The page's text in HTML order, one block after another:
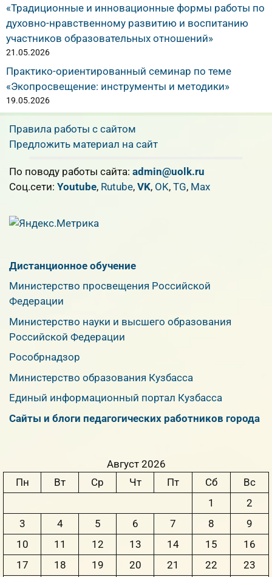
«Традиционные и инновационные формы работы по
духовно-нравственному развитию и воспитанию
участников образовательных отношений»
21.05.2026
Практико-ориентированный семинар по теме
«Экопросвещение: инструменты и методики»
19.05.2026
Правила работы с сайтом
Предложить материал на сайт
По поводу работы сайта: admin@uolk.ru
Cоц.сети: Youtube, Rutube, VK, OK, TG, Max
Дистанционное обучение
Министерство просвещения Российской
Федерации
Министерство науки и высшего образования
Российской Федерации
Рособрнадзор
Министерство образования Кузбасса
Единый информационный портал Кузбасса
Сайты и блоги педагогических работников города
Август 2026
Пн
Вт Ср Чт Пт Сб
Вс
1
2
3
4 5 6 7 8
9
10
11 12 13 14 15
16
17
18 19 20 21 22 23